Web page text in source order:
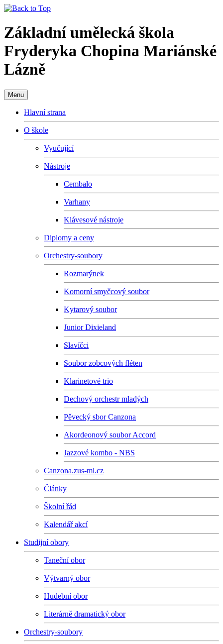
Základní umělecká škola
Fryderyka Chopina Mariánské
Lázně
Menu
Hlavní strana
O škole
Vyučující
Nástroje
Cembalo
Varhany
Klávesové nástroje
Diplomy a ceny
Orchestry-soubory
Rozmarýnek
Komorní smyčcový soubor
Kytarový soubor
Junior Dixieland
Slavíčci
Soubor zobcových fléten
Klarinetové trio
Dechový orchestr mladých
Pěvecký sbor Canzona
Akordeonový soubor Accord
Jazzové kombo - NBS
Canzona.zus-ml.cz
Články
Školní řád
Kalendář akcí
Studijní obory
Taneční obor
Výtvarný obor
Hudební obor
Literárně dramatický obor
Orchestry-soubory